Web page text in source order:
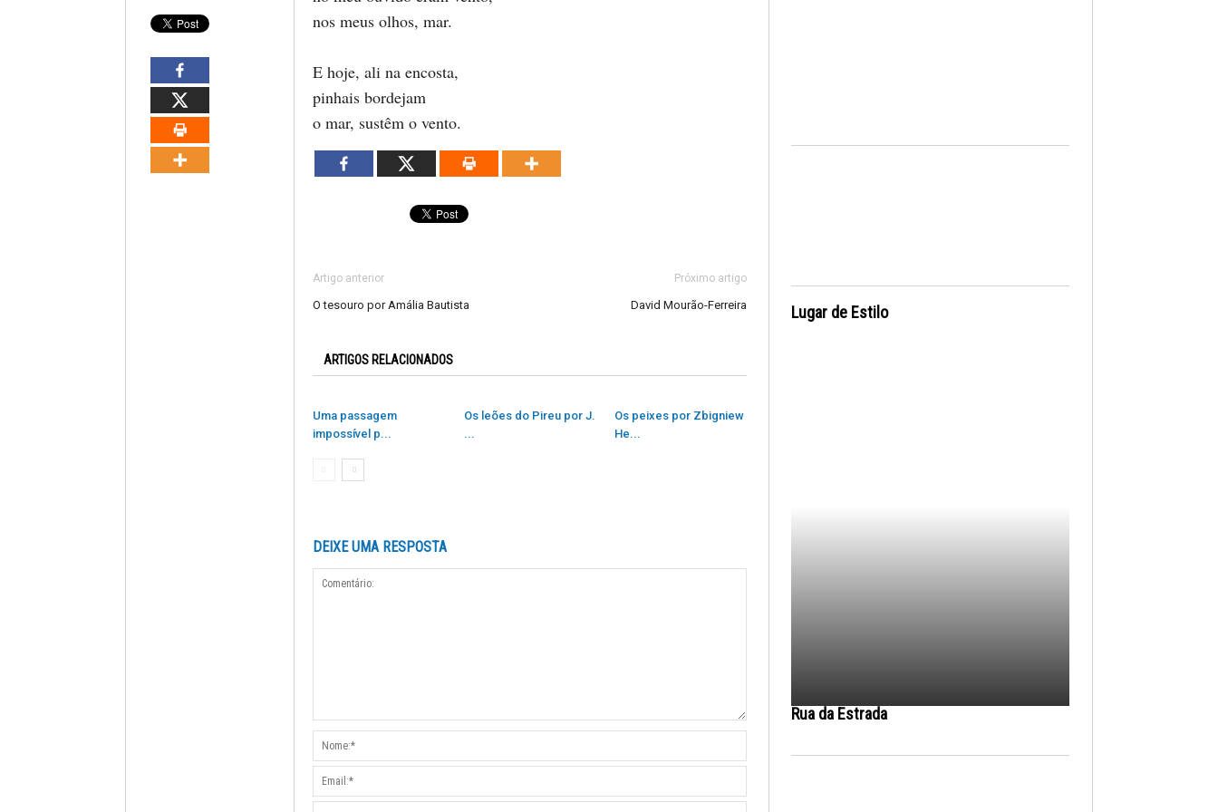
nos meus olhos, mar.
E hoje, ali na encosta,
pinhais bordejam
o mar, sustêm o vento.
Artigo anterior
O tesouro por Amália Bautista
Próximo artigo
David Mourão-Ferreira
ARTIGOS RELACIONADOS
Uma passagem
impossível p...
Os leões do Pireu por J.
...
Os peixes por Zbigniew
He...
DEIXE UMA RESPOSTA
Lugar de Estilo
Rua da Estrada